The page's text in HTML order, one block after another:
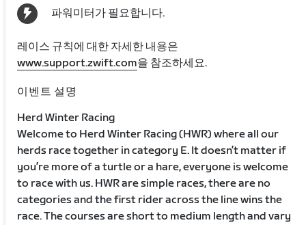
파워미터가 필요합니다.
레이스 규칙에 대한 자세한 내용은
www.support.zwift.com을 참조하세요.
이벤트 설명
Herd Winter Racing
Welcome to Herd Winter Racing (HWR) where all our
herds race together in category E. It doesn’t matter if
you’re more of a turtle or a hare, everyone is welcome
to race with us. HWR are simple races, there are no
categories and the first rider across the line wins the
race. The courses are short to medium length and vary